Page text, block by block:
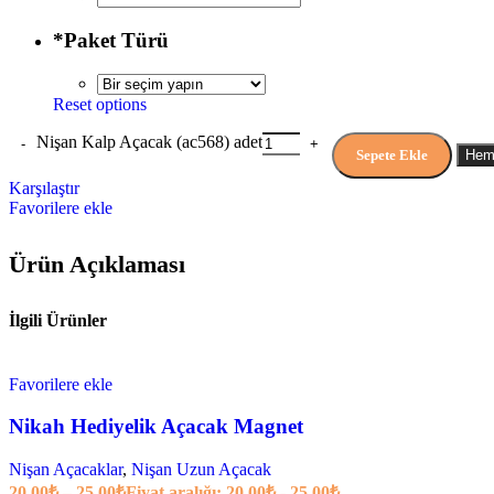
*Paket Türü
Reset options
Nişan Kalp Açacak (ac568) adet
Sepete Ekle
Karşılaştır
Favorilere ekle
Ürün Açıklaması
İlgili Ürünler
Favorilere ekle
Nikah Hediyelik Açacak Magnet
Nişan Açacaklar, Nişan Uzun Açacak